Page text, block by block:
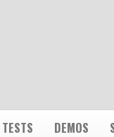
TESTS DEMOS